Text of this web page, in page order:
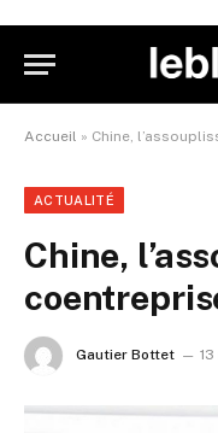
Accueil » Chine,
ACTUALITÉ
Chine,
Gautier Bottet